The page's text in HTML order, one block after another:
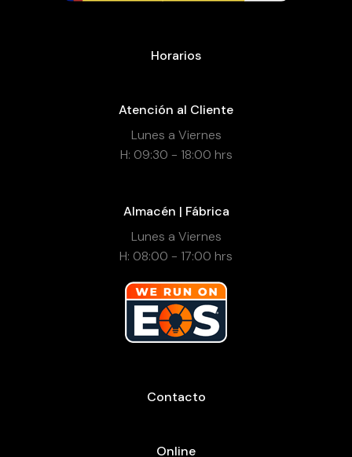
Horarios
Atención al Cliente
Lunes a Viernes
H: 09:30 - 18:00 hrs
Almacén | Fábrica
Lunes a Viernes
H: 08:00 - 17:00 hrs
Contacto
Online